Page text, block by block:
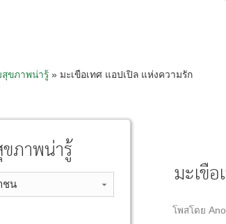
ขภาพน่ารู้» มะเขือเทศ แอปเปิล แห่งความรัก
มะเขื
โพสโดย
ภาพน่ารู้
ชน